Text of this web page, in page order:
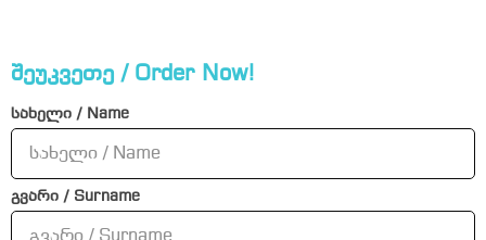
შეუკვეთე / Order Now!
სახელი / Name
გვარი / Surname